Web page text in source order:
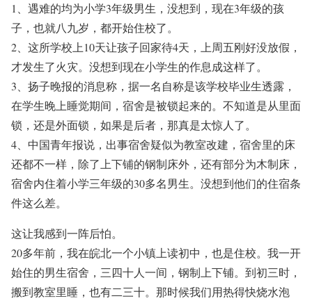
1、遇难的均为小学3年级男生，没想到，现在3年级的孩
子，也就八九岁，都开始住校了。
2、这所学校上10天让孩子回家待4天，上周五刚好没放假，
才发生了火灾。没想到现在小学生的作息成这样了。
3、扬子晚报的消息称，据一名自称是该学校毕业生透露，
在学生晚上睡觉期间，宿舍是被锁起来的。不知道是从里面
锁，还是外面锁，如果是后者，那真是太惊人了。
4、中国青年报说，出事宿舍疑似为教室改建，宿舍里的床
还都不一样，除了上下铺的钢制床外，还有部分为木制床，
宿舍内住着小学三年级的30多名男生。没想到他们的住宿条
件这么差。
这让我感到一阵后怕。
20多年前，我在皖北一个小镇上读初中，也是住校。我一开
始住的男生宿舍，三四十人一间，钢制上下铺。到初三时，
搬到教室里睡，也有二三十。那时候我们用热得快烧水泡